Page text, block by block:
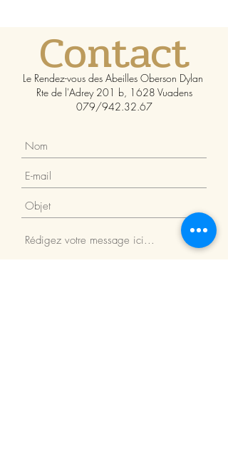
Contact
Le Rendez-vous des Abeilles Oberson Dylan
Rte de l'Adrey 201 b, 1628 Vuadens
079/942.32.67